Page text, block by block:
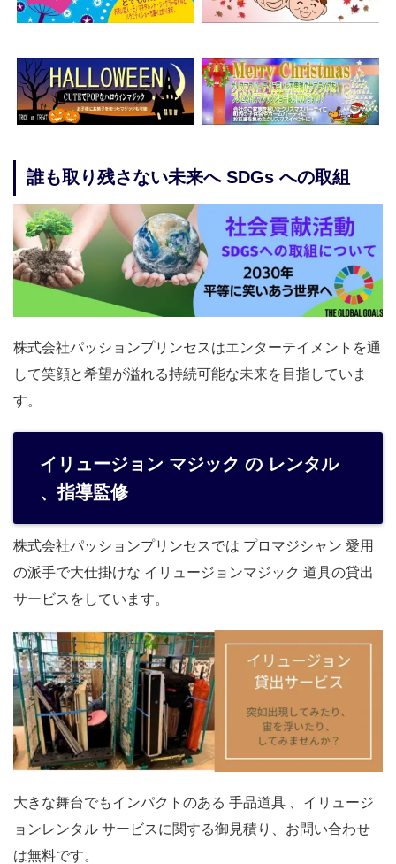
誰も取り残さない未来へ SDGs への取組
株式会社パッションプリンセスはエンターテイメントを通
して笑顔と希望が溢れる持続可能な未来を目指していま
す。
イリュージョン マジック の レンタル
、指導監修
株式会社パッションプリンセスでは プロマジシャン 愛用
の派手で大仕掛けな イリュージョンマジック 道具の貸出
サービスをしています。
大きな舞台でもインパクトのある 手品道具 、イリュージ
ョンレンタル サービスに関する御見積り、お問い合わせ
は無料です。